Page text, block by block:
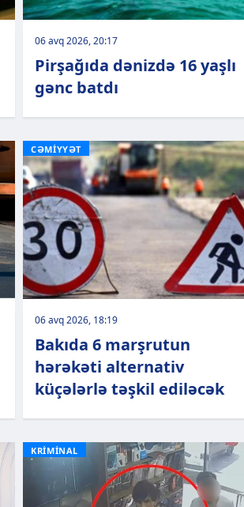
06 avq 2026, 20:17
Pirşağıda dənizdə 16 yaşlı
gənc batdı
CƏMİYYƏT
06 avq 2026, 18:19
Bakıda 6 marşrutun
hərəkəti alternativ
küçələrlə təşkil ediləcək
KRİMİNAL